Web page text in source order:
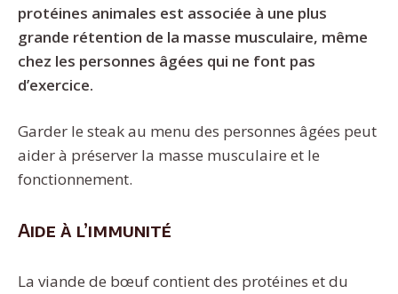
protéines animales est associée à une plus
grande rétention de la masse musculaire, même
chez les personnes âgées qui ne font pas
d’exercice.
Garder le steak au menu des personnes âgées peut
aider à préserver la masse musculaire et le
fonctionnement.
Aide à l’immunité
La viande de bœuf contient des protéines et du